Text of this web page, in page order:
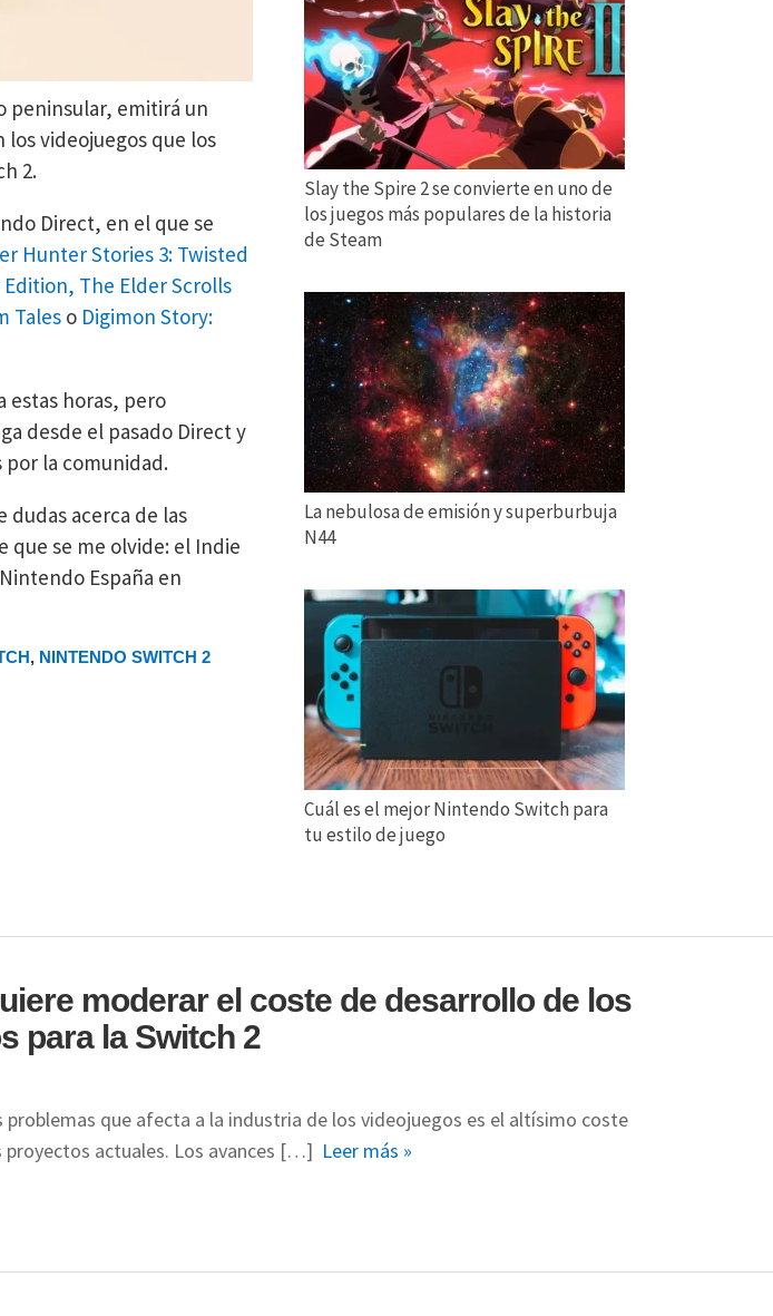
peninsular, emitirá un
videojuegos que los
2.
Direct, en el que se
Hunter Stories 3: Twisted
The Elder Scrolls
Tales o Digimon Story:
estas horas, pero
desde el pasado Direct y
por la comunidad.
dudas acerca de las
que se me olvide: el Indie
España en
, NINTENDO SWITCH 2
Slay the Spire 2 se convierte en uno de
los juegos más populares de la historia
de Steam
La nebulosa de emisión y superburbuja
N44
Cuál es el mejor Nintendo Switch para
tu estilo de juego
moderar el coste de desarrollo de los
para la Switch 2
problemas que afecta a la industria de los videojuegos es el altísimo coste
proyectos actuales. Los avances […] Leer más »